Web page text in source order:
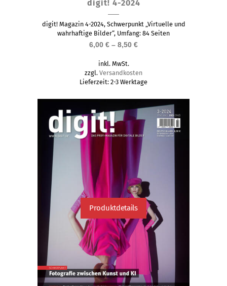
weist
mehrere
können
der
Produktseite
gewählt
werden
digit! 4-2024
digit! Magazin 4-2024, Schwerpunkt „Virtuelle und
wahrhaftige Bilder“, Umfang: 84 Seiten
6,00 € – 8,50 €
inkl. MwSt.
zzgl. Versandkosten
Lieferzeit: 2-3 Werktage
Produktdetails